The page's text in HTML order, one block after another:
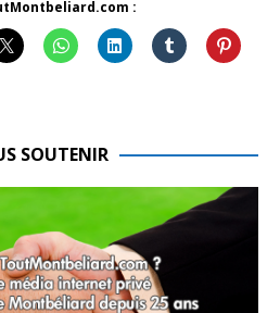
:
SOUTENIR